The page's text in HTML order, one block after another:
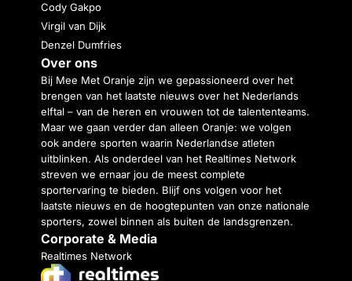
Cody Gakpo
Virgil van Dijk
Denzel Dumfries
Over ons
Bij Mee Met Oranje zijn we gepassioneerd over het
brengen van het laatste nieuws over het Nederlands
elftal – van de heren en vrouwen tot de talententeams.
Maar we gaan verder dan alleen Oranje: we volgen
ook andere sporten waarin Nederlandse atleten
uitblinken. Als onderdeel van het Realtimes Network
streven we ernaar jou de meest complete
sportervaring te bieden. Blijf ons volgen voor het
laatste nieuws en de hoogtepunten van onze nationale
sporters, zowel binnen als buiten de landsgrenzen.
Corporate & Media
Realtimes Network